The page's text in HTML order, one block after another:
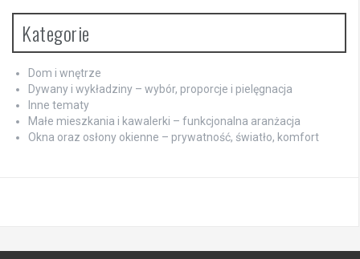
Kategorie
Dom i wnętrze
Dywany i wykładziny – wybór, proporcje i pielęgnacja
Inne tematy
Małe mieszkania i kawalerki – funkcjonalna aranżacja
Okna oraz osłony okienne – prywatność, światło, komfort